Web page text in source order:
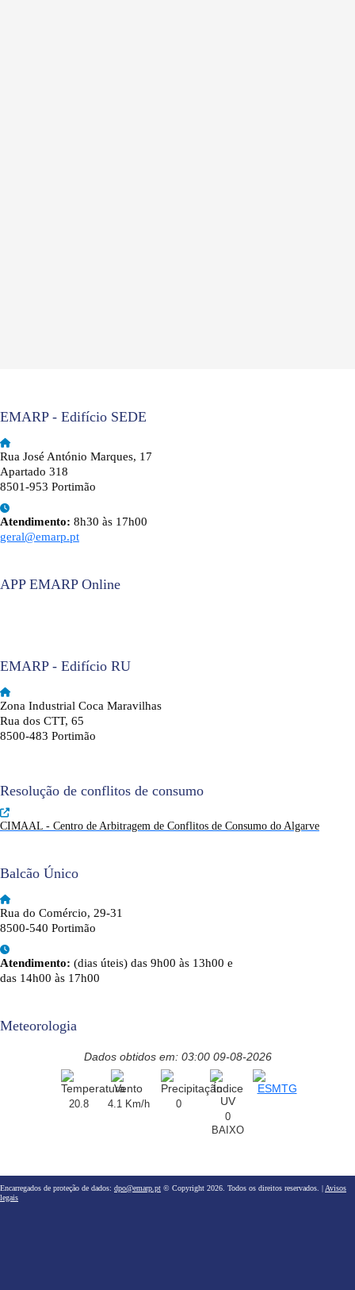
EMARP - Edifício SEDE
Rua José António Marques, 17
Apartado 318
8501-953 Portimão
Atendimento: 8h30 às 17h00
geral@emarp.pt
APP EMARP Online
EMARP - Edifício RU
Zona Industrial Coca Maravilhas
Rua dos CTT, 65
8500-483 Portimão
Resolução de conflitos de consumo
CIMAAL - Centro de Arbitragem de Conflitos de Consumo do Algarve
Balcão Único
Rua do Comércio, 29-31
8500-540 Portimão
Atendimento: (dias úteis) das 9h00 às 13h00 e
das 14h00 às 17h00
Meteorologia
Dados obtidos em: 03:00 09-08-2026
20.8 4.1 Km/h
0
0
BAIXO
Encarregados de proteção de dados: dpo@emarp.pt © Copyright 2026. Todos os direitos reservados. | Avisos
legais